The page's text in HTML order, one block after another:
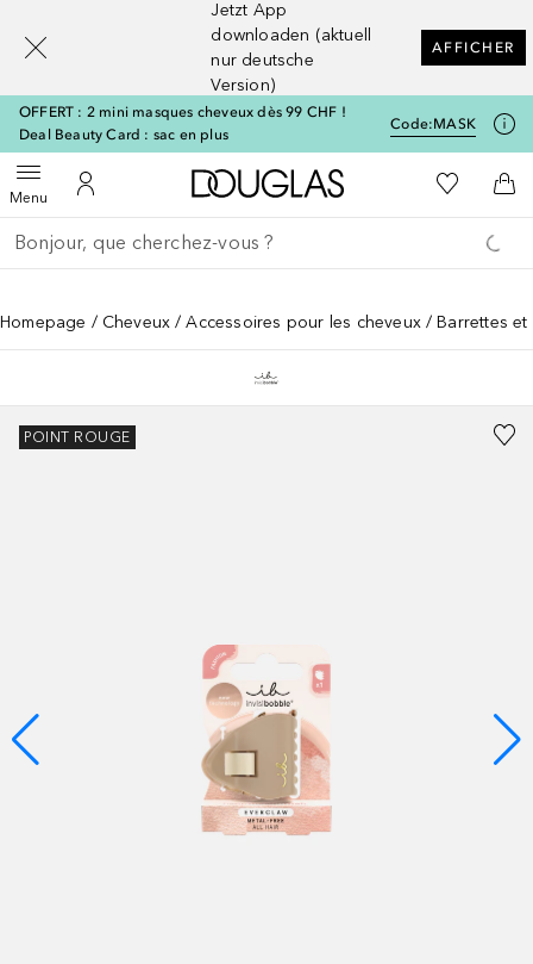
Jetzt App
downloaden (aktuell
nur deutsche
Version)
AFFICHER
OFFERT : 2 mini masques cheveux dès 99 CHF !
Deal Beauty Card : sac en plus
Code:MASK
MenuOuvrir le menuVers Mon Compte
Vers l'accueil Douglas
Vers Ma
Retourner
Exécuter la recherche
Homepage Cheveux Accessoires pour les cheveux Barrettes et
POINT ROUGE
[navigation.slideout.screenreader]